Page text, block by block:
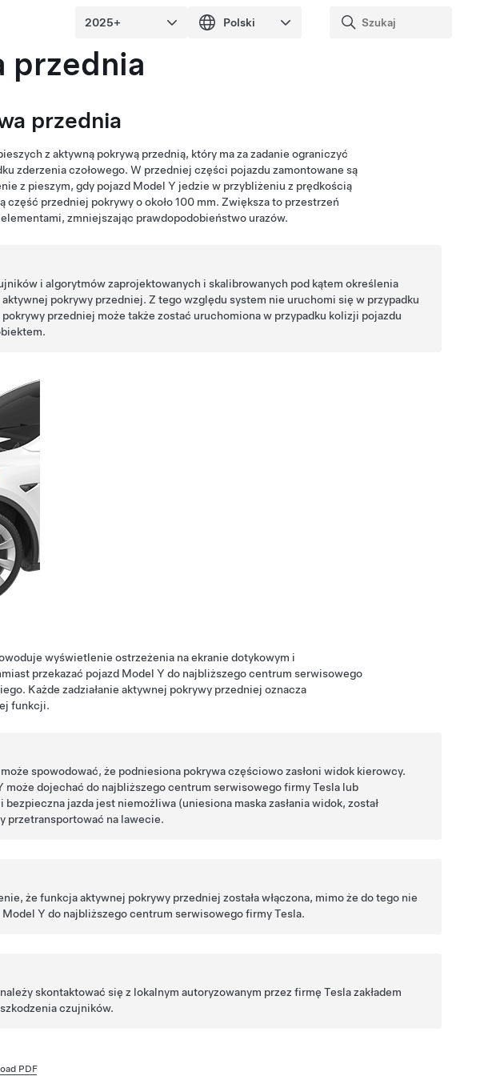
przednia
przednia
z aktywną pokrywą przednią, który ma za zadanie ograniczyć
zderzenia czołowego. W przedniej części pojazdu zamontowane są
z pieszym, gdy pojazd Model Y jedzie w przybliżeniu z prędkością
część przedniej pokrywy o około100 mm. Zwiększa to przestrzeń
zmniejszając prawdopodobieństwo urazów.
i algorytmów zaprojektowanych i skalibrowanych pod kątem określenia
pokrywy przedniej. Z tego względu system nie uruchomi się w przypadku
przedniej może także zostać uruchomiona w przypadku kolizji pojazdu
wyświetlenie ostrzeżenia naekranie dotykowym i
przekazać pojazd Model Y do najbliższego centrum serwisowego
Każde zadziałanie aktywnej pokrywy przedniej oznacza
funkcji.
spowodować, że podniesiona pokrywa częściowo zasłoni widok kierowcy.
może dojechać do najbliższego centrum serwisowego firmy Tesla lub
jazda jest niemożliwa (uniesiona maska zasłania widok, został
przetransportować na lawecie.
że funkcja aktywnej pokrywy przedniej została włączona, mimo że do tego nie
Model Y do najbliższego centrum serwisowego firmy Tesla.
skontaktować się z lokalnym autoryzowanym przez firmę Tesla zakładem
czujników.
PDF